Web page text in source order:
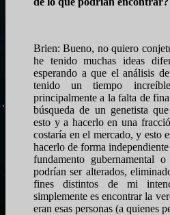
Brien: Bueno, no quiero
he tenido muchas ideas
esperando a que el análisis
tenido un tiempo
principalmente a la falta de
búsqueda de un genetista
esto y a hacerlo en una
costaría en el mercado, y esto
hacerlo de forma
fundamento gubernamental
podrían ser alterados,
fines distintos de mi
simplemente es encontrar la
eran esas personas (a quienes